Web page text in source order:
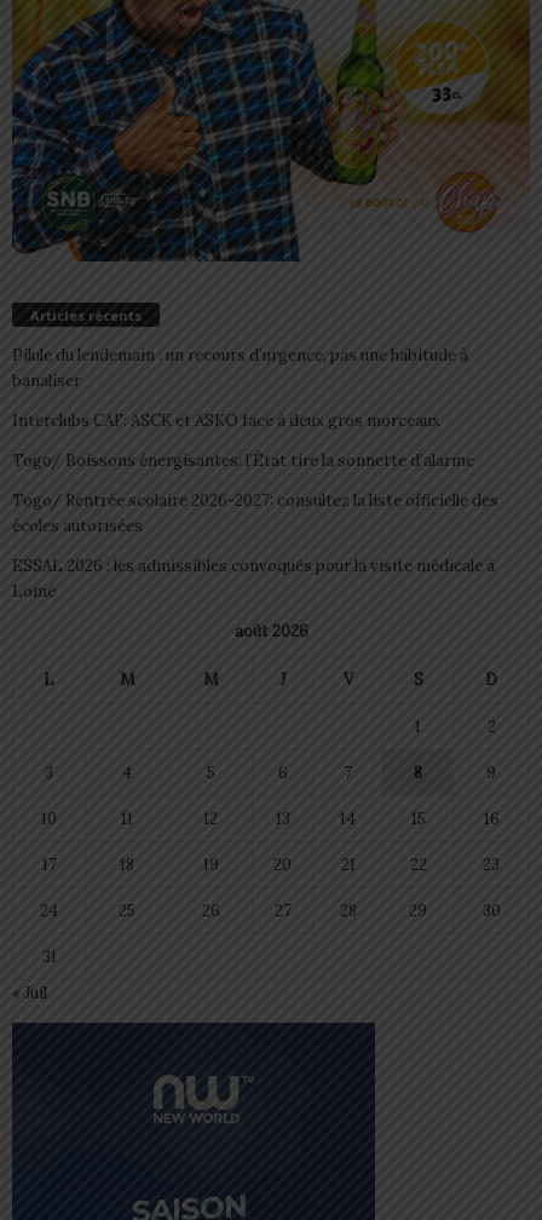
Articles récents
Pilule du lendemain : un recours d’urgence, pas une habitude à
banaliser
Interclubs CAF: ASCK et ASKO face à deux gros morceaux
Togo/ Boissons énergisantes: l’État tire la sonnette d’alarme
Togo/ Rentrée scolaire 2026-2027: consultez la liste officielle des
écoles autorisées
ESSAL 2026 : les admissibles convoqués pour la visite médicale à
Lomé
août 2026
L M M J V S D
1 2
3 4 5 6 7 8 9
10 11 12 13 14 15 16
17 18 19 20 21 22 23
24 25 26 27 28 29 30
31
« Juil